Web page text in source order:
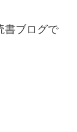
書ブログで